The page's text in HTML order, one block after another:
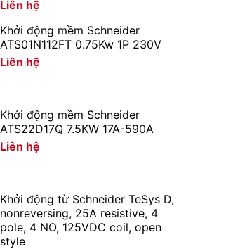
Liên hệ
Khởi động mềm Schneider
ATS01N112FT 0.75Kw 1P 230V
Liên hệ
Khởi động mềm Schneider
ATS22D17Q 7.5KW 17A-590A
Liên hệ
Khởi động từ Schneider TeSys D,
nonreversing, 25A resistive, 4
pole, 4 NO, 125VDC coil, open
style